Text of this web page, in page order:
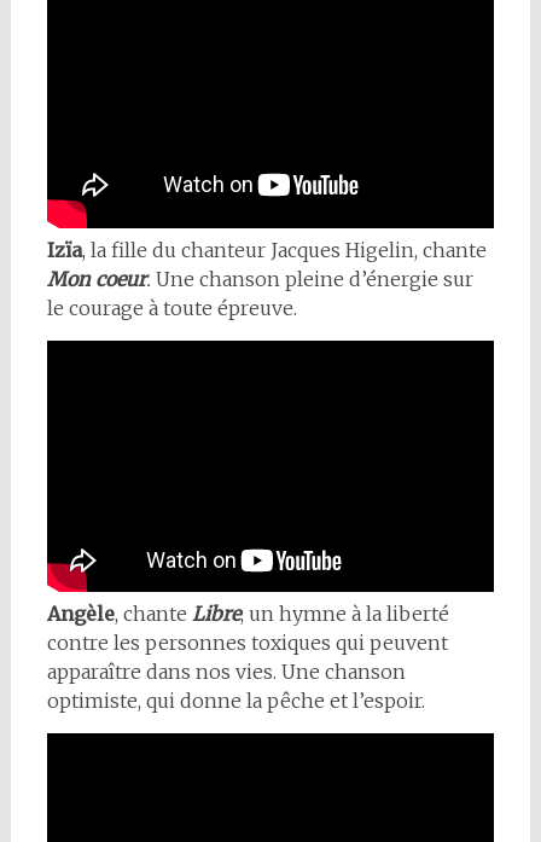
Izïa, la fille du chanteur Jacques Higelin, chante
Mon coeur. Une chanson pleine d’énergie sur
le courage à toute épreuve.
Angèle, chante Libre, un hymne à la liberté
contre les personnes toxiques qui peuvent
apparaître dans nos vies. Une chanson
optimiste, qui donne la pêche et l’espoir.